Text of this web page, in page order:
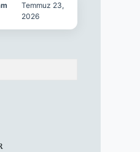
Temmuz 23,
2026